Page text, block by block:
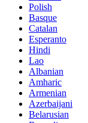
Polish
Basque
Catalan
Esperanto
Hindi
Lao
Albanian
Amharic
Armenian
Azerbaijani
Belarusian